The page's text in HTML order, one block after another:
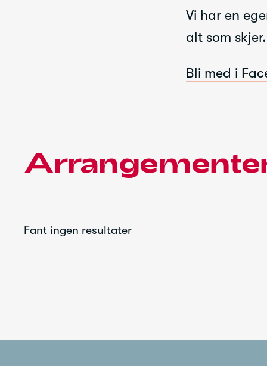
Tusen takk
Vi har en
alt som skjer.
Bli med i
Fant ingen resultater